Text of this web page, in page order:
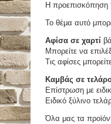
Η προεπισκόπηση
Το θέμα αυτό
Αφίσα σε χαρτί
Μπορείτε να
Τις αφίσες
Καμβάς σε
Επίστρωση με
Ειδικό ξύλινο
Όλα μας τα